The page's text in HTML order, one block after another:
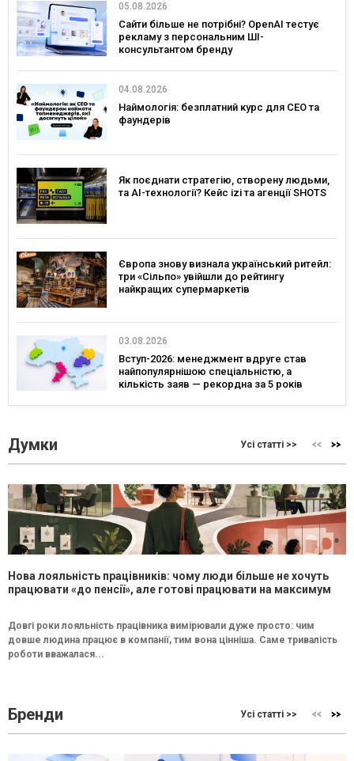
05.08.2026
Сайти більше не потрібні? OpenAI тестує
рекламу з персональним ШІ-
консультантом бренду
04.08.2026
Наймологія: безплатний курс для CEO та
фаундерів
Як поєднати стратегію, створену людьми,
та AI-технології? Кейс izi та агенції SHOTS
Європа знову визнала український ритейл:
три «Сільпо» увійшли до рейтингу
найкращих супермаркетів
03.08.2026
Вступ-2026: менеджмент вдруге став
найпопулярнішою спеціальністю, а
кількість заяв — рекордна за 5 років
Думки Усі статті >>
Нова лояльність працівників: чому люди більше не хочуть
працювати «до пенсії», але готові працювати на максимум
Довгі роки лояльність працівника вимірювали дуже просто: чим
довше людина працює в компанії, тим вона цінніша. Саме тривалість
роботи вважалася...
Бренди Усі статті >>